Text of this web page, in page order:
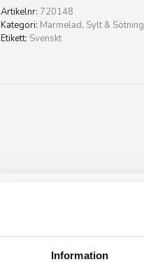
Information
Artikelnr: 720148
Kategori: Marmelad, Sylt & Sötning
Etikett: Svenskt